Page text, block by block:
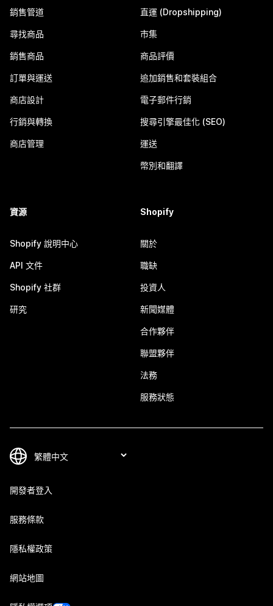
銷售管道
尋找商品
銷售商品
訂單與運送
商店設計
行銷與轉換
商店管理
直運 (Dropshipping)
市集
商品評價
追加銷售和套裝組合
電子郵件行銷
搜尋引擎最佳化 (SEO)
運送
幣別和翻譯
資源
Shopify 說明中心
API 文件
Shopify 社群
研究
Shopify
關於
職缺
投資人
新聞媒體
合作夥伴
聯盟夥伴
法務
服務狀態
開發者登入
服務條款
隱私權政策
網站地圖